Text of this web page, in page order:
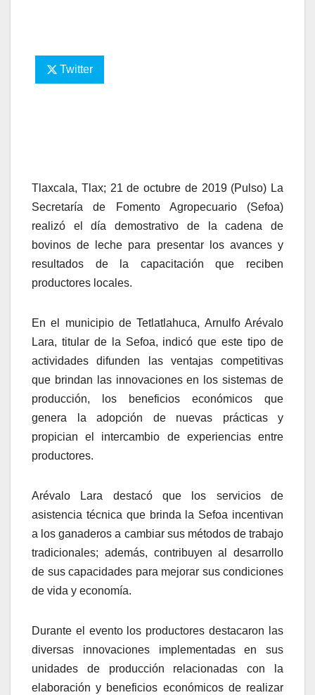
Twitter
Tlaxcala, Tlax; 21 de octubre de 2019 (Pulso) La
Secretaría de Fomento Agropecuario (Sefoa)
realizó el día demostrativo de la cadena de
bovinos de leche para presentar los avances y
resultados de la capacitación que reciben
productores locales.
En el municipio de Tetlatlahuca, Arnulfo Arévalo
Lara, titular de la Sefoa, indicó que este tipo de
actividades difunden las ventajas competitivas
que brindan las innovaciones en los sistemas de
producción, los beneficios económicos que
genera la adopción de nuevas prácticas y
propician el intercambio de experiencias entre
productores.
Arévalo Lara destacó que los servicios de
asistencia técnica que brinda la Sefoa incentivan
a los ganaderos a cambiar sus métodos de trabajo
tradicionales; además, contribuyen al desarrollo
de sus capacidades para mejorar sus condiciones
de vida y economía.
Durante el evento los productores destacaron las
diversas innovaciones implementadas en sus
unidades de producción relacionadas con la
elaboración y beneficios económicos de realizar